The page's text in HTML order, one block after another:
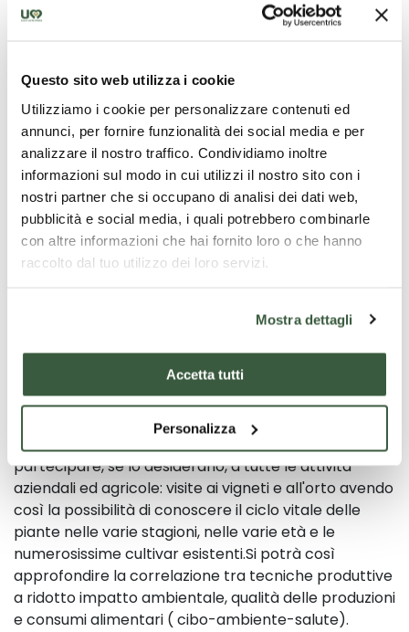
Questo sito web utilizza i cookie
Utilizziamo i cookie per personalizzare contenuti ed
annunci, per fornire funzionalità dei social media e per
analizzare il nostro traffico. Condividiamo inoltre
informazioni sul modo in cui utilizzi il nostro sito con i
nostri partner che si occupano di analisi dei dati web,
pubblicità e social media, i quali potrebbero combinarle
con altre informazioni che hai fornito loro o che hanno
raccolto dal tuo utilizzo dei loro servizi.
Mostra dettagli
Accetta tutti
Personalizza
dotata di piscina e di una tipica locanda, è resa
Alcune delle antiche case coloniche
precedentemente abitate dai contadini dell'azienda
sono state completamente restaurate e suddivise in
accoglienti ed eleganti unità abitative conservando il
fascino tipico della casa umbra, come il cotto, la
pietra e le travi a vista abbracciando una cultura del
recupero dei materiali a noi cara.
Sul poggio più panoramico della Tenuta è stata
angolo a loro riservato.
Nelle vicinanze (da contattare direttamente) sono
disponibili un Maneggio ed un campo da GolfGli ospiti
avranno, inoltre, la possibilità di osservare da vicino e
partecipare, se lo desiderano, a tutte le attività
aziendali ed agricole: visite ai vigneti e all'orto avendo
così la possibilità di conoscere il ciclo vitale delle
piante nelle varie stagioni, nelle varie età e le
numerosissime cultivar esistenti.Si potrà così
approfondire la correlazione tra tecniche produttive
a ridotto impatto ambientale, qualità delle produzioni
e consumi alimentari ( cibo-ambiente-salute).